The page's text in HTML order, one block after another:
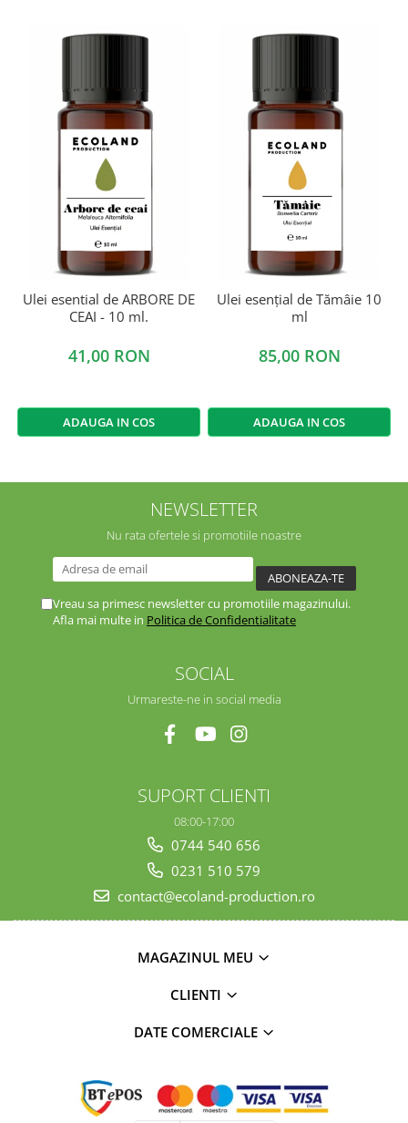
Ulei esential de ARBORE DE
CEAI - 10 ml.
41,00 RON
ADAUGA IN COS
Ulei esențial de Tămâie 10
ml
85,00 RON
ADAUGA IN COS
NEWSLETTER
Nu rata ofertele si promotiile noastre
Vreau sa primesc newsletter cu promotiile magazinului.
Afla mai multe in Politica de Confidentialitate
SOCIAL
Urmareste-ne in social media
SUPORT CLIENTI
08:00-17:00
0744 540 656
0231 510 579
contact@ecoland-production.ro
MAGAZINUL MEU
CLIENTI
DATE COMERCIALE